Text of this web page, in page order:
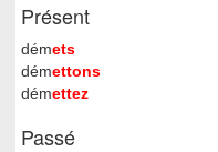
Présent
démets
démettons
démettez
Passé